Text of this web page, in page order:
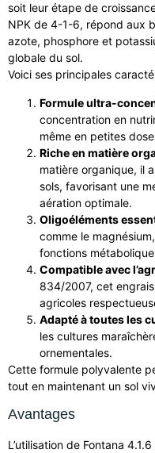
soit leur étape de
NPK de 4-1-6, répond aux
azote, phosphore et
globale du sol.
Voici ses principales
Formule ultra-
concentration en
même en petites
Riche en matière
matière organique, il
sols, favorisant une
aération optimale.
Oligoéléments
comme le
fonctions
Compatible avec
834/2007, cet
agricoles
Adapté à toutes les
les cultures
ornementales.
Cette formule polyvalente
tout en maintenant un sol
Avantages
L’utilisation de Fontana